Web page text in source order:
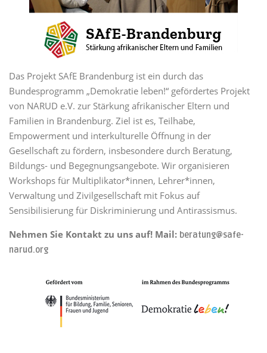
Das Projekt SAfE Brandenburg ist ein durch das
Bundesprogramm „Demokratie leben!“ gefördertes Projekt
von NARUD e.V. zur Stärkung afrikanischer Eltern und
Familien in Brandenburg. Ziel ist es, Teilhabe,
Empowerment und interkulturelle Öffnung in der
Gesellschaft zu fördern, insbesondere durch Beratung,
Bildungs- und Begegnungsangebote. Wir organisieren
Workshops für Multiplikator*innen, Lehrer*innen,
Verwaltung und Zivilgesellschaft mit Fokus auf
Sensibilisierung für Diskriminierung und Antirassismus.
Nehmen Sie Kontakt zu uns auf! Mail: beratung@safe-
narud.org